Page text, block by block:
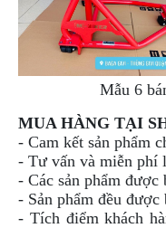
Mẫu 6
MUA HÀNG TẠI
- Cam kết sản phẩm
- Tư vấn và miễn phí
- Các sản phẩm được
- Sản phẩm đều được
- Tích điểm khách